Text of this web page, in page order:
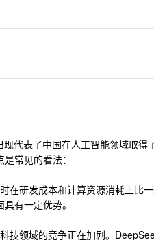
代表了中国在人工智能领域取得
常见的看法：
在研发成本和计算资源消耗上比
有一定优势。
技领域的竞争正在加剧。